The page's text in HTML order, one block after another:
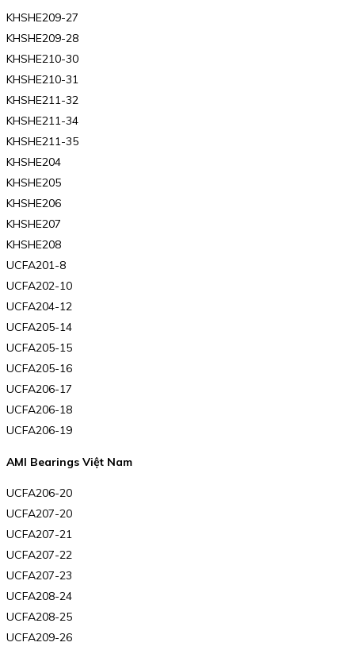
KHSHE209-27
KHSHE209-28
KHSHE210-30
KHSHE210-31
KHSHE211-32
KHSHE211-34
KHSHE211-35
KHSHE204
KHSHE205
KHSHE206
KHSHE207
KHSHE208
UCFA201-8
UCFA202-10
UCFA204-12
UCFA205-14
UCFA205-15
UCFA205-16
UCFA206-17
UCFA206-18
UCFA206-19
AMI Bearings Việt Nam
UCFA206-20
UCFA207-20
UCFA207-21
UCFA207-22
UCFA207-23
UCFA208-24
UCFA208-25
UCFA209-26